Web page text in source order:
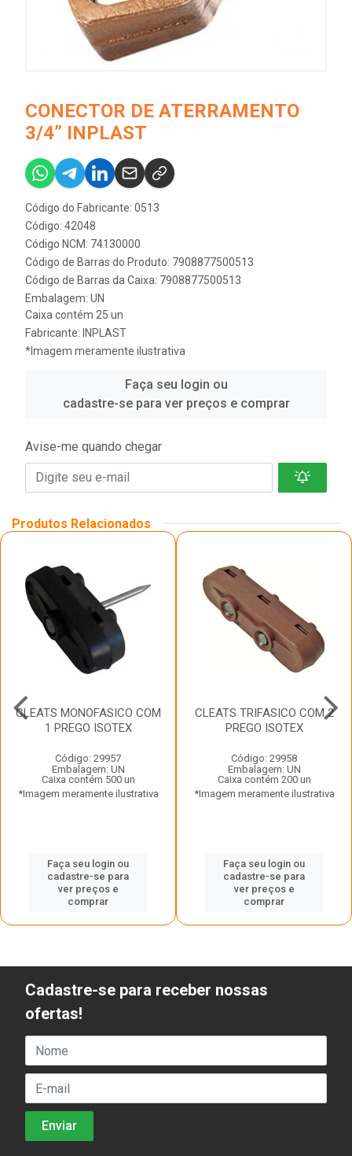
CONECTOR DE ATERRAMENTO
3/4” INPLAST
Código do Fabricante: 0513
Código: 42048
Código NCM: 74130000
Código de Barras do Produto: 7908877500513
Código de Barras da Caixa: 7908877500513
Embalagem: UN
Caixa contém 25 un
Fabricante: INPLAST
*Imagem meramente ilustrativa
Faça seu login ou
cadastre-se para ver preços e comprar
Avise-me quando chegar
Produtos Relacionados
CLEATS MONOFASICO COM
1 PREGO ISOTEX
Código: 29957
Embalagem: UN
Caixa contém 500 un
*Imagem meramente ilustrativa
Faça seu login ou
cadastre-se para
ver preços e
comprar
CLEATS TRIFASICO COM 2
PREGO ISOTEX
Código: 29958
Embalagem: UN
Caixa contém 200 un
*Imagem meramente ilustrativa
Faça seu login ou
cadastre-se para
ver preços e
comprar
Cadastre-se para receber nossas
ofertas!